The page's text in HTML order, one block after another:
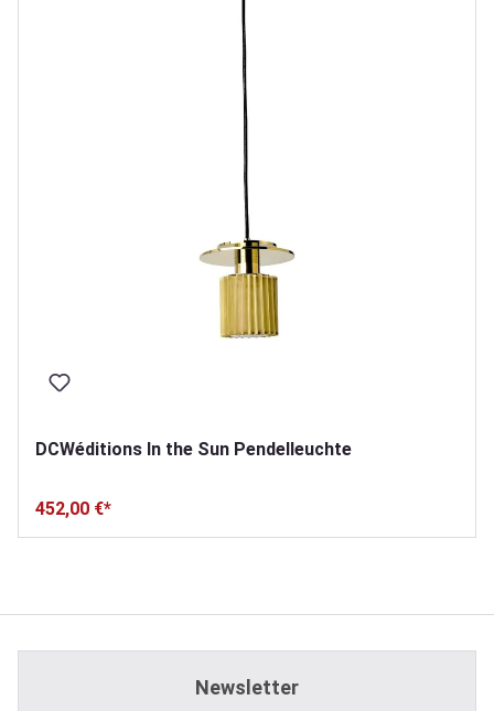
DCWéditions In the Sun Pendelleuchte
452,00 €*
Newsletter